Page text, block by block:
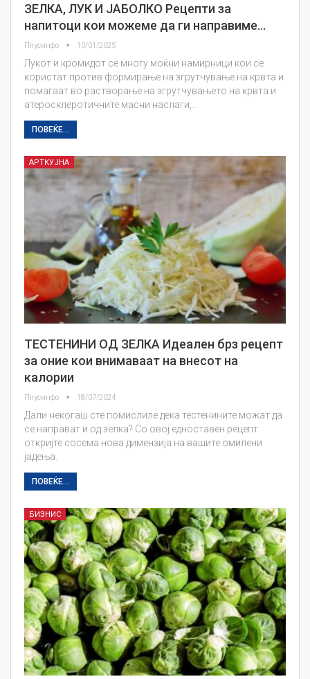
ЗЕЛКА, ЛУК И ЈАБОЛКО Рецепти за
напитоци кои можеме да ги направиме…
Плусинфо 10/01/2025
Лукот и кромидот се многу моќни намирници кои се
користат против формирање на згрутчување на крвта и
помагаат во растворање на згрутчувањето на крвта и
атеросклеротичните масни наслаги,…
ПОВЕЌЕ...
АРТКУЈНА
ТЕСТЕНИНИ ОД ЗЕЛКА Идеален брз рецепт
за оние кои внимаваат на внесот на
калории
Плусинфо 18/07/2024
Дали некогаш сте помислиле дека тестенините можат да
се направат и од зелка? Со овој едноставен рецепт
откријте сосема нова димензија на вашите омилени
јадења.
ПОВЕЌЕ...
БИЗНИС